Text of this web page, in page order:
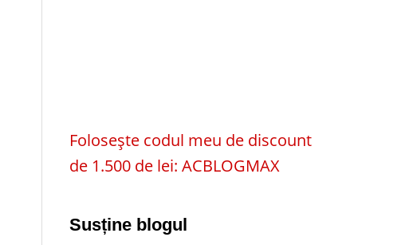
Folosește codul meu de discount
de 1.500 de lei: ACBLOGMAX
Susține blogul